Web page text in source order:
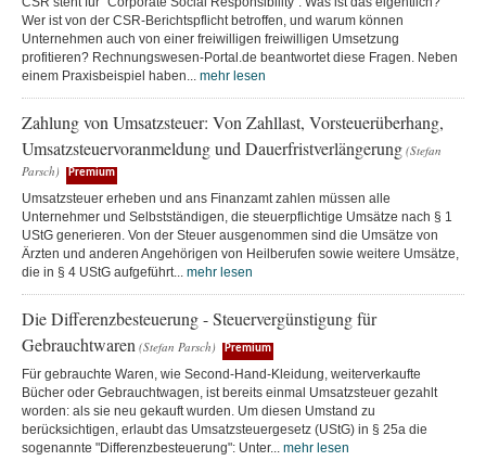
Wer ist von der CSR-Berichtspflicht betroffen, und warum können
Unternehmen auch von einer freiwilligen freiwilligen Umsetzung
profitieren? Rechnungswesen-Portal.de beantwortet diese Fragen. Neben
einem Praxisbeispiel haben... mehr lesen
Zahlung von Umsatzsteuer: Von Zahllast, Vorsteuerüberhang,
Umsatzsteuervoranmeldung und Dauerfristverlängerung (Stefan
Parsch)
Premium
Umsatzsteuer erheben und ans Finanzamt zahlen müssen alle
Unternehmer und Selbstständigen, die steuerpflichtige Umsätze nach § 1
UStG generieren. Von der Steuer ausgenommen sind die Umsätze von
Ärzten und anderen Angehörigen von Heilberufen sowie weitere Umsätze,
die in § 4 UStG aufgeführt... mehr lesen
Die Differenzbesteuerung - Steuervergünstigung für
Gebrauchtwaren (Stefan Parsch) Premium
Für gebrauchte Waren, wie Second-Hand-Kleidung, weiterverkaufte
Bücher oder Gebrauchtwagen, ist bereits einmal Umsatzsteuer gezahlt
worden: als sie neu gekauft wurden. Um diesen Umstand zu
berücksichtigen, erlaubt das Umsatzsteuergesetz (UStG) in § 25a die
sogenannte "Differenzbesteuerung": Unter... mehr lesen